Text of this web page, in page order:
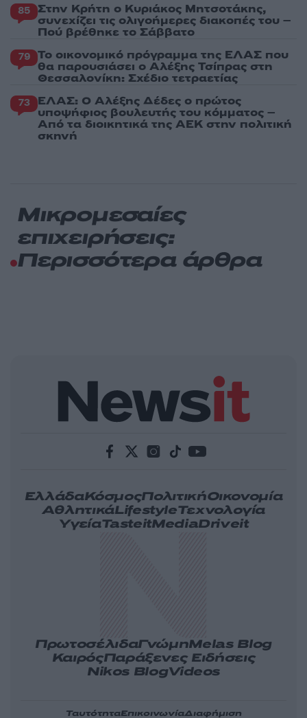
85 Στην Κρήτη ο Κυριάκος Μητσοτάκης,
συνεχίζει τις ολιγοήμερες διακοπές του –
Πού βρέθηκε το Σάββατο
79 Το οικονομικό πρόγραμμα της ΕΛΑΣ που
θα παρουσιάσει ο Αλέξης Τσίπρας στη
Θεσσαλονίκη: Σχέδιο τετραετίας
73 ΕΛΑΣ: Ο Αλέξης Δέδες ο πρώτος
υποψήφιος βουλευτής του κόμματος –
Από τα διοικητικά της ΑΕΚ στην πολιτική
σκηνή
Μικρομεσαίες
επιχειρήσεις:
Περισσότερα άρθρα
ΕλλάδαΚόσμοςΠολιτικήΟικονομία
ΑθλητικάLifestyleΤεχνολογία
ΥγείαTasteitMediaDriveit
ΠρωτοσέλιδαΓνώμηMelas Blog
ΚαιρόςΠαράξενες Ειδήσεις
Nikos BlogVideos
ΤαυτότηταΕπικοινωνίαΔιαφήμιση